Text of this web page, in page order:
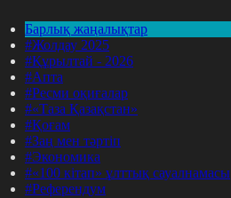
Барлық жаңалықтар
#Жолдау 2025
#Құрылтай - 2026
#Апта
#Ресми оқиғалар
#«Таза Қазақстан»
#Қоғам
#Заң мен тәртіп
#Экономика
#«100 кітап» ұлттық сауалнамасы
#Референдум